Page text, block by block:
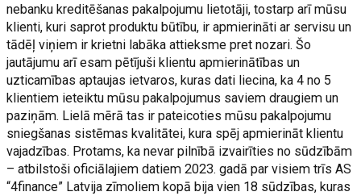
nebanku kreditēšanas pakalpojumu lietotāji, tostarp arī mūsu
klienti, kuri saprot produktu būtību, ir apmierināti ar servisu un
tādēļ viņiem ir krietni labāka attieksme pret nozari. Šo
jautājumu arī esam pētījuši klientu apmierinātības un
uzticamības aptaujas ietvaros, kuras dati liecina, ka 4 no 5
klientiem ieteiktu mūsu pakalpojumus saviem draugiem un
paziņām. Lielā mērā tas ir pateicoties mūsu pakalpojumu
sniegšanas sistēmas kvalitātei, kura spēj apmierināt klientu
vajadzības. Protams, ka nevar pilnībā izvairīties no sūdzībām
– atbilstoši oficiālajiem datiem 2023. gadā par visiem trīs AS
“4finance” Latvija zīmoliem kopā bija vien 18 sūdzības, kuras